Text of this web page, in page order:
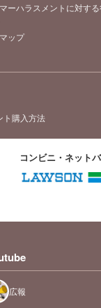
ーハラスメントに対す
ップ
ト購入方法
コンビニ・ネット
広報